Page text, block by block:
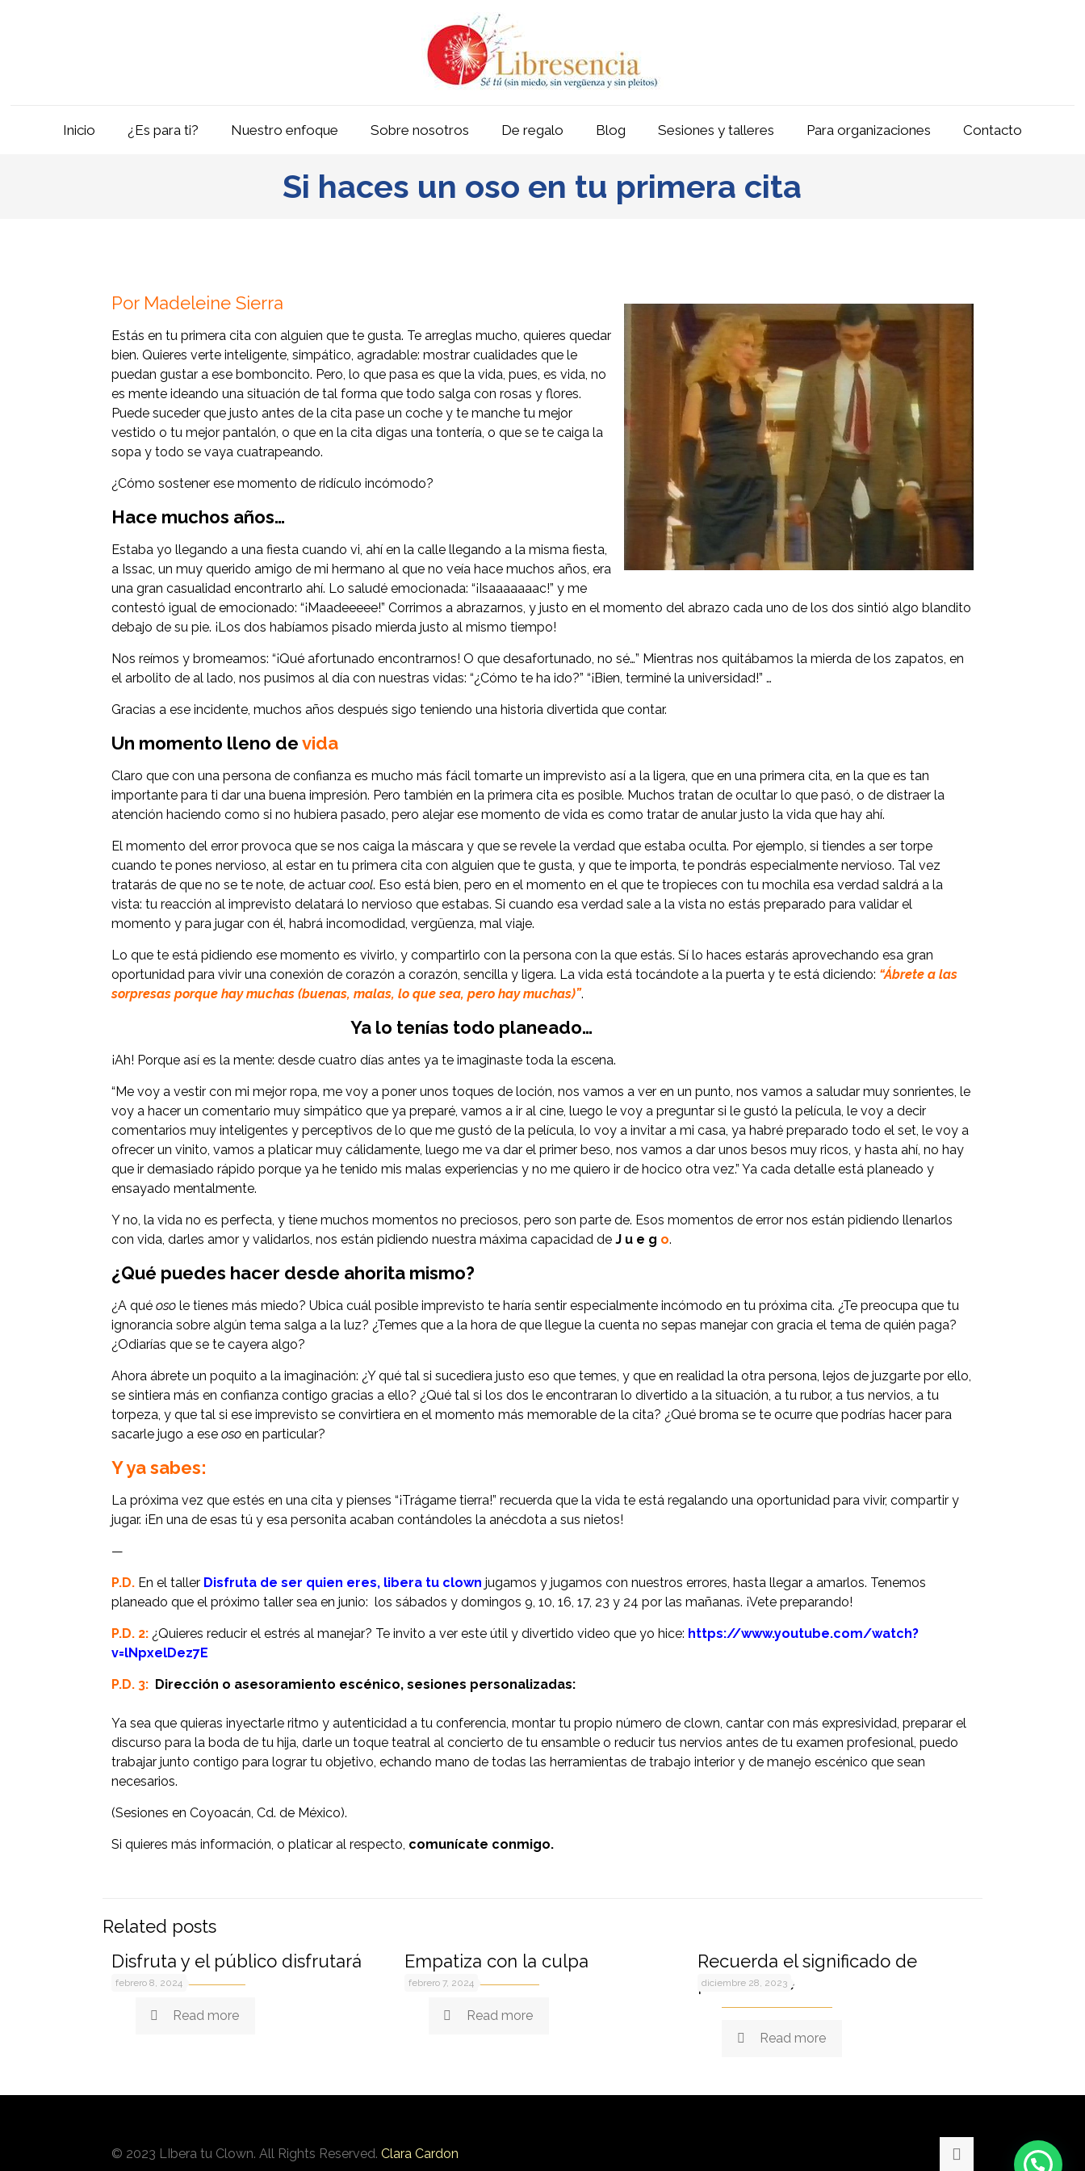
Inicio ¿Es para ti? Nuestro enfoque Sobre nosotros De regalo Blog Sesiones y talleres Para organizaciones Contacto
Si haces un oso en tu primera cita
Por Madeleine Sierra
Estás en tu primera cita con alguien que te gusta. Te arreglas mucho, quieres quedar
bien. Quieres verte inteligente, simpático, agradable: mostrar cualidades que le
puedan gustar a ese bomboncito. Pero, lo que pasa es que la vida, pues, es vida, no
es mente ideando una situación de tal forma que todo salga con rosas y flores.
Puede suceder que justo antes de la cita pase un coche y te manche tu mejor
vestido o tu mejor pantalón, o que en la cita digas una tontería, o que se te caiga la
sopa y todo se vaya cuatrapeando.
¿Cómo sostener ese momento de ridículo incómodo?
Hace muchos años…
Estaba yo llegando a una fiesta cuando vi, ahí en la calle llegando a la misma fiesta,
a Issac, un muy querido amigo de mi hermano al que no veía hace muchos años, era
una gran casualidad encontrarlo ahí. Lo saludé emocionada: “¡Isaaaaaaac!” y me
contestó igual de emocionado: “¡Maadeeeee!” Corrimos a abrazarnos, y justo en el momento del abrazo cada uno de los dos sintió algo blandito
debajo de su pie. ¡Los dos habíamos pisado mierda justo al mismo tiempo!
Nos reímos y bromeamos: “¡Qué afortunado encontrarnos! O que desafortunado, no sé…” Mientras nos quitábamos la mierda de los zapatos, en
el arbolito de al lado, nos pusimos al día con nuestras vidas: “¿Cómo te ha ido?” “¡Bien, terminé la universidad!” …
Gracias a ese incidente, muchos años después sigo teniendo una historia divertida que contar.
Un momento lleno devida
Claro que con una persona de confianza es mucho más fácil tomarte un imprevisto así a la ligera, que en una primera cita, en la que es tan
importante para ti dar una buena impresión. Pero también en la primera cita es posible. Muchos tratan de ocultar lo que pasó, o de distraer la
atención haciendo como si no hubiera pasado, pero alejar ese momento de vida es como tratar de anular justo la vida que hay ahí.
El momento del error provoca que se nos caiga la máscara y que se revele la verdad que estaba oculta. Por ejemplo, si tiendes a ser torpe
cuando te pones nervioso, al estar en tu primera cita con alguien que te gusta, y que te importa, te pondrás especialmente nervioso. Tal vez
tratarás de que no se te note, de actuarcool. Eso está bien, pero en el momento en el que te tropieces con tu mochila esa verdad saldrá a la
vista: tu reacción al imprevisto delatará lo nervioso que estabas. Si cuando esa verdad sale a la vista no estás preparado para validar el
momento y para jugar con él, habrá incomodidad, vergüenza, mal viaje.
Lo que te está pidiendo ese momento es vivirlo, y compartirlo con la persona con la que estás. Sí lo haces estarás aprovechando esa gran
oportunidad para vivir una conexión de corazón a corazón, sencilla y ligera. La vida está tocándote a la puerta y te está diciendo: “Ábrete a las
sorpresas porque hay muchas (buenas, malas, lo que sea, pero hay muchas)”.
Ya lo tenías todo planeado…
¡Ah! Porque así es la mente: desde cuatro días antes ya te imaginaste toda la escena.
“Me voy a vestir con mi mejor ropa, me voy a poner unos toques de loción, nos vamos a ver en un punto, nos vamos a saludar muy sonrientes, le
voy a hacer un comentario muy simpático que ya preparé, vamos a ir al cine, luego le voy a preguntar si le gustó la película, le voy a decir
comentarios muy inteligentes y perceptivos de lo que me gustó de la película, lo voy a invitar a mi casa, ya habré preparado todo el set, le voy a
ofrecer un vinito, vamos a platicar muy cálidamente, luego me va dar el primer beso, nos vamos a dar unos besos muy ricos, y hasta ahí, no hay
que ir demasiado rápido porque ya he tenido mis malas experiencias y no me quiero ir de hocico otra vez.” Ya cada detalle está planeado y
ensayado mentalmente.
Y no, la vida no es perfecta, y tiene muchos momentos no preciosos, pero son parte de. Esos momentos de error nos están pidiendo llenarlos
con vida, darles amor y validarlos, nos están pidiendo nuestra máxima capacidad de J u e g o.
¿Qué puedes hacer desde ahorita mismo?
¿A qué osole tienes más miedo? Ubica cuál posible imprevisto te haría sentir especialmente incómodo en tu próxima cita. ¿Te preocupa que tu
ignorancia sobre algún tema salga a la luz? ¿Temes que a la hora de que llegue la cuenta no sepas manejar con gracia el tema de quién paga?
¿Odiarías que se te cayera algo?
Ahora ábrete un poquito a la imaginación: ¿Y qué tal si sucediera justo eso que temes, y que en realidad la otra persona, lejos de juzgarte por ello,
se sintiera más en confianza contigo gracias a ello? ¿Qué tal si los dos le encontraran lo divertido a la situación, a tu rubor, a tus nervios, a tu
torpeza, y que tal si ese imprevisto se convirtiera en el momento más memorable de la cita? ¿Qué broma se te ocurre que podrías hacer para
sacarle jugo a ese oso en particular?
Y ya sabes:
La próxima vez que estés en una cita y pienses “¡Trágame tierra!” recuerda que la vida te está regalando una oportunidad para vivir, compartir y
jugar. ¡En una de esas tú y esa personita acaban contándoles la anécdota a sus nietos!
—
P.D. En el taller Disfruta de ser quien eres, libera tu clown jugamos y jugamos con nuestros errores, hasta llegar a amarlos. Tenemos
planeado que el próximo taller sea en junio: los sábados y domingos 9, 10, 16, 17, 23 y 24 por las mañanas. ¡Vete preparando!
P.D. 2: ¿Quieres reducir el estrés al manejar? Te invito a ver este útil y divertido video que yo hice: https://www.youtube.com/watch?
v=lNpxelDez7E
P.D. 3:Dirección o asesoramiento escénico, sesiones personalizadas:
Ya sea que quieras inyectarle ritmo y autenticidad a tu conferencia, montar tu propio número de clown, cantar con más expresividad, preparar el
discurso para la boda de tu hija, darle un toque teatral al concierto de tu ensamble o reducir tus nervios antes de tu examen profesional, puedo
trabajar junto contigo para lograr tu objetivo, echando mano de todas las herramientas de trabajo interior y de manejo escénico que sean
necesarios.
(Sesiones en Coyoacán, Cd. de México).
Si quieres más información, o platicar al respecto, comunícate conmigo.
Related posts
febrero 8, 2024
Disfruta y el público disfrutará
Read more
febrero 7, 2024
Empatiza con la culpa
Read more
diciembre 28, 2023
Recuerda el significado de
presentarte
Read more
© 2023 LIbera tu Clown. All Rights Reserved. Clara Cardon